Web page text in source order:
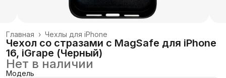
Чехлы для iPhone
Главная ›
Чехол со стразами с MagSafe для iPhone
16, iGrape (Черный)
Нет в наличии
Модель